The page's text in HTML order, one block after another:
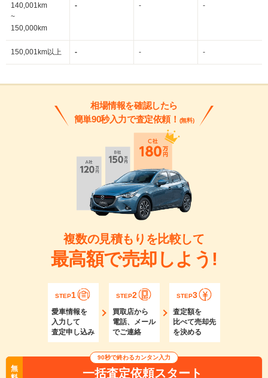
140,001km
~
150,000km
- - -
150,001km以上 - - -
相場情報を確認したら
簡単90秒入力で査定依頼！ (無料)
複数の見積もりを比較して
最高額で売却しよう!
STEP1
愛車情報を
入力して
査定申し込み
STEP2
買取店から
電話、メール
でご連絡
STEP3
査定額を
比べて売却先
を決める
無
90秒で終わるカンタン入力
一括査定依頼スタート